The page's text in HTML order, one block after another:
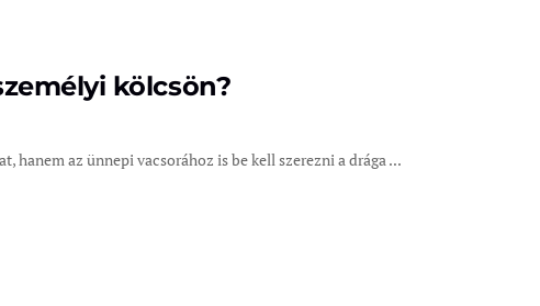
kölcsön?
hanem az ünnepi vacsorához is be kell szerezni a drága ...